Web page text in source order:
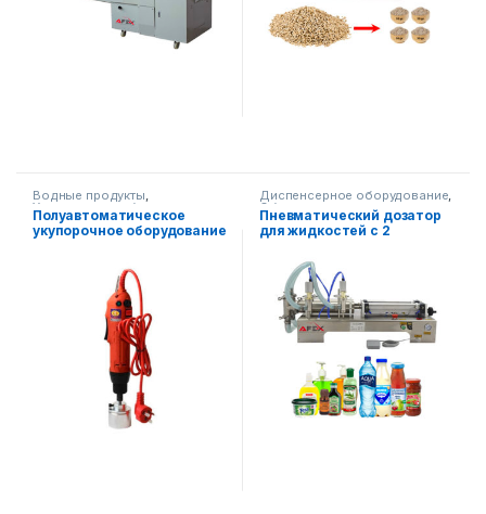
Водные продукты,
Упаковочное оборудование
Полуавтоматическое
укупорочное оборудование
Диспенсерное оборудование,
Оборудование на складе
Упаковочное оборудование
Пневматический дозатор
для жидкостей с 2 ​​